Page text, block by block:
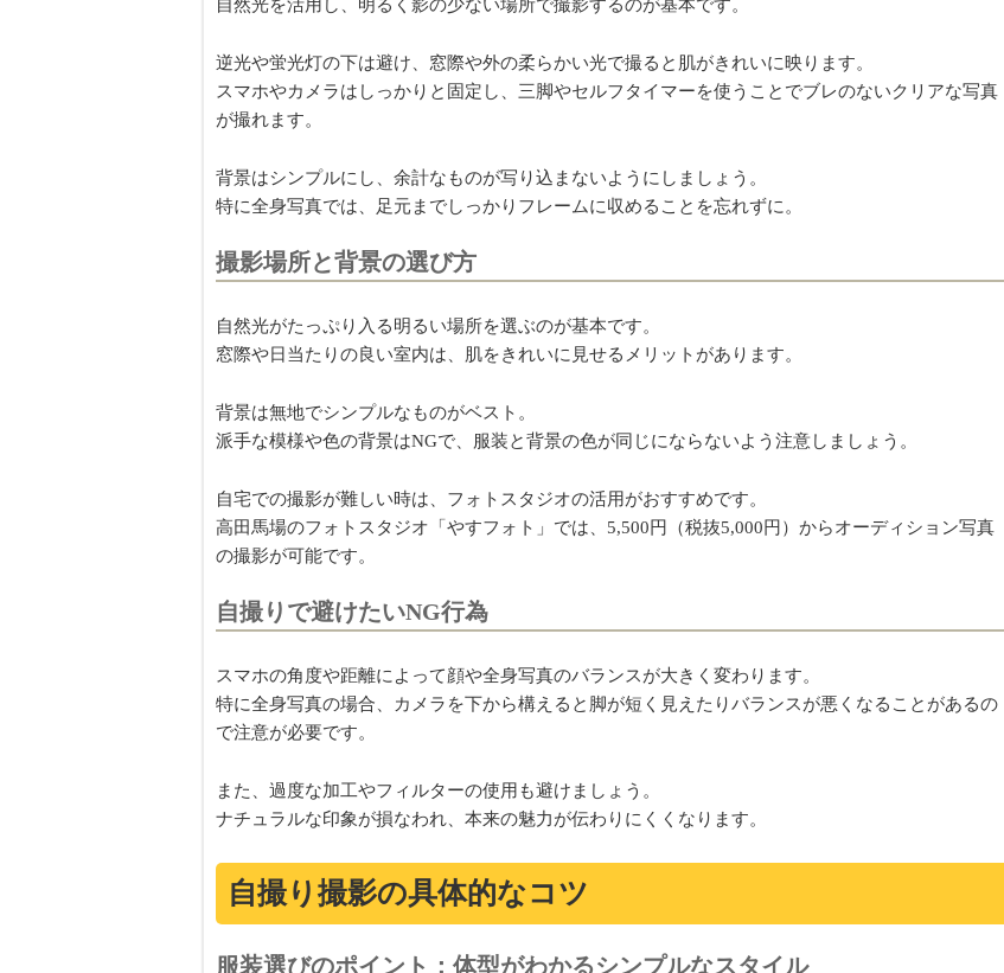
自然光を活用し、明るく影の少ない場所で撮影するのが基本です。
逆光や蛍光灯の下は避け、窓際や外の柔らかい光で撮ると肌がきれいに映ります。
スマホやカメラはしっかりと固定し、三脚やセルフタイマーを使うことでブレのないクリアな写真
が撮れます。
背景はシンプルにし、余計なものが写り込まないようにしましょう。
特に全身写真では、足元までしっかりフレームに収めることを忘れずに。
撮影場所と背景の選び方
自然光がたっぷり入る明るい場所を選ぶのが基本です。
窓際や日当たりの良い室内は、肌をきれいに見せるメリットがあります。
背景は無地でシンプルなものがベスト。
派手な模様や色の背景はNGで、服装と背景の色が同じにならないよう注意しましょう。
自宅での撮影が難しい時は、フォトスタジオの活用がおすすめです。
高田馬場のフォトスタジオ「やすフォト」では、5,500円（税抜5,000円）からオーディション写真
の撮影が可能です。
自撮りで避けたいNG行為
スマホの角度や距離によって顔や全身写真のバランスが大きく変わります。
特に全身写真の場合、カメラを下から構えると脚が短く見えたりバランスが悪くなることがあるの
で注意が必要です。
また、過度な加工やフィルターの使用も避けましょう。
ナチュラルな印象が損なわれ、本来の魅力が伝わりにくくなります。
自撮り撮影の具体的なコツ
服装選びのポイント：体型がわかるシンプルなスタイル